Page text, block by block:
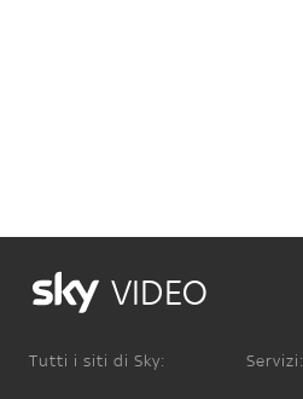
VIDEO
Tutti i siti di Sky: Servizi: